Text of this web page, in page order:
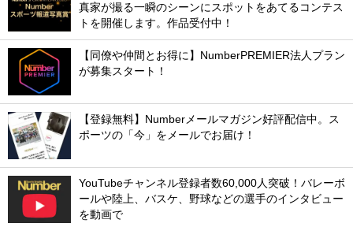
真家が撮る一瞬のシーンにスポットをあてるコンテス
トを開催します。作品受付中！
【同僚や仲間とお得に】NumberPREMIER法人プラン
が募集スタート！
【登録無料】Numberメールマガジン好評配信中。ス
ポーツの「今」をメールでお届け！
YouTubeチャンネル登録者数60,000人突破！バレーボ
ールや陸上、バスケ、野球などの選手のインタビュー
を動画で